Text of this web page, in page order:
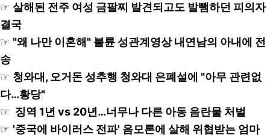
☞ 살해된 전주 여성 금팔찌 발견되고도 발뺌하던 피의자
결국
☞ "왜 나만 이혼해" 불륜 성관계영상 내연남의 아내에 전
송
☞ 청와대, 오거돈 성추행 청와대 은폐설에 "아무 관련없
다…황당"
☞ 징역 1년 vs 20년…너무나 다른 아동 음란물 처벌
☞ '중국에 바이러스 전파' 음모론에 살해 위협받는 엄마